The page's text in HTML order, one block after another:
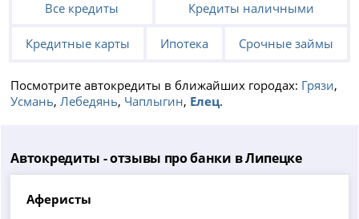
Все кредиты Кредиты наличными
Кредитные карты Ипотека Срочные займы
Посмотрите автокредиты в ближайших городах: Грязи,
Усмань,Лебедянь, Чаплыгин, Елец.
Автокредиты - отзывы про банки в Липецке
Аферисты